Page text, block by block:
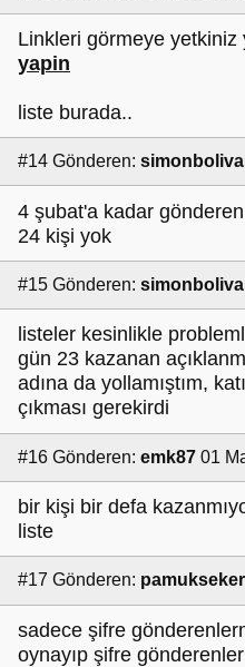
Linkleri görmeye yetkiniz
yapin
liste burada..
#14 Gönderen:
4 şubat'a kadar
24 kişi yok
#15 Gönderen:
listeler kesinlikle
gün 23 kazanan
adına da yollamıştım,
çıkması gerekirdi
#16 Gönderen: emk87 01
bir kişi bir defa
liste
#17 Gönderen: pamukseker
sadece şifre
oynayıp şifre